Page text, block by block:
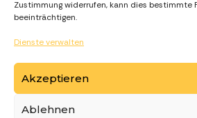
Zustimmung widerrufen, kann dies bestimmte
beeinträchtigen.
Dienste verwalten
Akzeptieren
Ablehnen
https://recuperarportugal.gov.pt